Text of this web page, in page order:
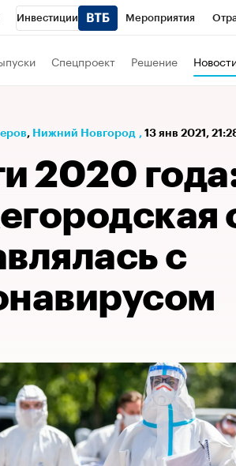
Инвестиции Мероприятия
Проверка контрагентов
Спецпроект Решение
⁠, Нижний Новгород , 13 янв 2021,
2020
с